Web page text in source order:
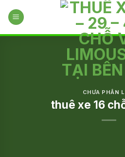
CHƯA PHÂN
thuê xe 16